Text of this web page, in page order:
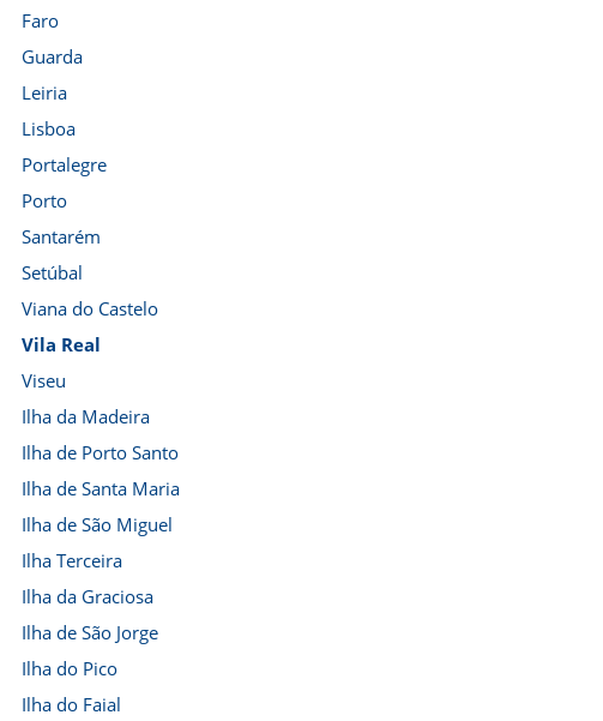
Faro
Guarda
Leiria
Lisboa
Portalegre
Porto
Santarém
Setúbal
Viana do Castelo
Vila Real
Viseu
Ilha da Madeira
Ilha de Porto Santo
Ilha de Santa Maria
Ilha de São Miguel
Ilha Terceira
Ilha da Graciosa
Ilha de São Jorge
Ilha do Pico
Ilha do Faial